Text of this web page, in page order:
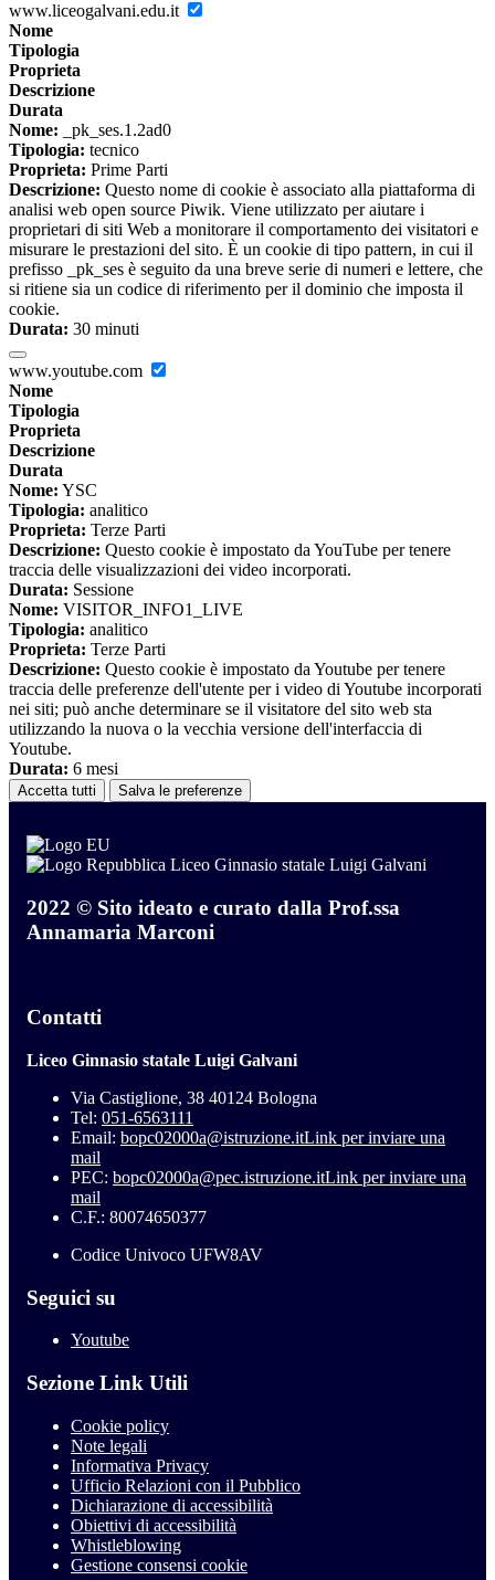
www.liceogalvani.edu.it
Nome
Tipologia
Proprieta
Descrizione
Durata
Nome: _pk_ses.1.2ad0
Tipologia: tecnico
Proprieta: Prime Parti
Descrizione: Questo nome di cookie è associato alla piattaforma di
analisi web open source Piwik. Viene utilizzato per aiutare i
proprietari di siti Web a monitorare il comportamento dei visitatori e
misurare le prestazioni del sito. È un cookie di tipo pattern, in cui il
prefisso _pk_ses è seguito da una breve serie di numeri e lettere, che
si ritiene sia un codice di riferimento per il dominio che imposta il
cookie.
Durata: 30 minuti
www.youtube.com
Nome
Tipologia
Proprieta
Descrizione
Durata
Nome: YSC
Tipologia: analitico
Proprieta: Terze Parti
Descrizione: Questo cookie è impostato da YouTube per tenere
traccia delle visualizzazioni dei video incorporati.
Durata: Sessione
Nome: VISITOR_INFO1_LIVE
Tipologia: analitico
Proprieta: Terze Parti
Descrizione: Questo cookie è impostato da Youtube per tenere
traccia delle preferenze dell'utente per i video di Youtube incorporati
nei siti; può anche determinare se il visitatore del sito web sta
utilizzando la nuova o la vecchia versione dell'interfaccia di
Youtube.
Durata: 6 mesi
Accetta tutti Salva le preferenze
Liceo Ginnasio statale Luigi Galvani
2022 © Sito ideato e curato dalla Prof.ssa
Annamaria Marconi
Contatti
Liceo Ginnasio statale Luigi Galvani
Via Castiglione, 38 40124 Bologna
Tel: 051-6563111
Email: bopc02000a@istruzione.itLink per inviare una
mail
PEC: bopc02000a@pec.istruzione.itLink per inviare una
mail
C.F.: 80074650377
Codice Univoco UFW8AV
Seguici su
Youtube
Sezione Link Utili
Cookie policy
Note legali
Informativa Privacy
Ufficio Relazioni con il Pubblico
Dichiarazione di accessibilità
Obiettivi di accessibilità
Whistleblowing
Gestione consensi cookie